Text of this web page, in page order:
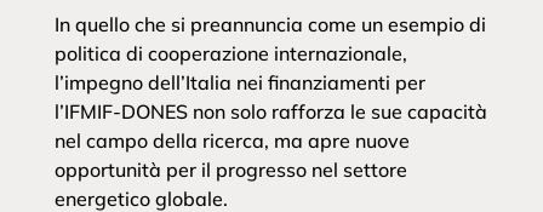
In quello che si preannuncia come un esempio di
politica di cooperazione internazionale,
l’impegno dell’Italia nei finanziamenti per
l’IFMIF-DONES non solo rafforza le sue capacità
nel campo della ricerca, ma apre nuove
opportunità per il progresso nel settore
energetico globale.